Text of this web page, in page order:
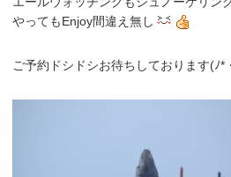
やってもEnjoy間違え無し
ご予約ドシドシお待ちしております(ﾉ*